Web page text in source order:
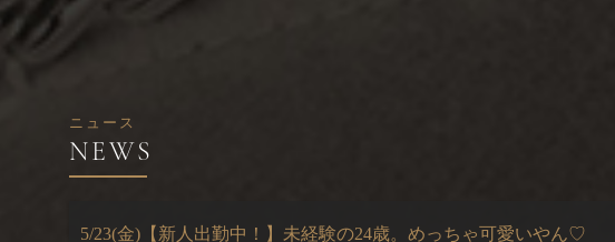
ニュース
5/23(金)【新人出勤中！】未経験の24歳。めっちゃ可愛いやん♡